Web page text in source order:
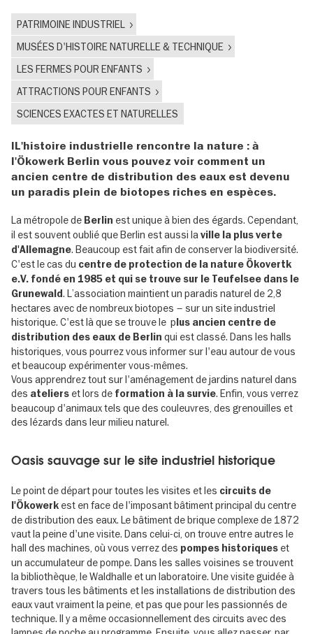
PATRIMOINE INDUSTRIEL
MUSÉES D'HISTOIRE NATURELLE & TECHNIQUE
LES FERMES POUR ENFANTS
ATTRACTIONS POUR ENFANTS
SCIENCES EXACTES ET NATURELLES
IL'histoire industrielle rencontre la nature : à
l'Ökowerk Berlin vous pouvez voir comment un
ancien centre de distribution des eaux est devenu
un paradis plein de biotopes riches en espèces.
La métropole de Berlin est unique à bien des égards. Cependant,
il est souvent oublié que Berlin est aussi laville la plus verte
d'Allemagne. Beaucoup est fait afin de conserver la biodiversité.
C'est le cas du centre de protection de la nature Ökovertk
e.V. fondé en 1985 et qui se trouve sur le Teufelsee dans le
Grunewald. L’association maintient un paradis naturel de 2,8
hectares avec de nombreux biotopes – sur un site industriel
historique. C'est là que se trouve le plus ancien centre de
distribution des eaux de Berlin qui est classé. Dans les halls
historiques, vous pourrez vous informer sur l'eau autour de vous
et beaucoup expérimenter vous-mêmes.
Vous apprendrez tout sur l'aménagement de jardins naturel dans
des ateliers et lors de formation à la survie. Enfin, vous verrez
beaucoup d'animaux tels que des couleuvres, des grenouilles et
des lézards dans leur milieu naturel.
Oasis sauvage sur le site industriel historique
Le point de départ pour toutes les visites et les circuits de
l'Ökowerk est en face de l'imposant bâtiment principal du centre
de distribution des eaux. Le bâtiment de brique complexe de 1872
vaut la peine d'une visite. Dans celui-ci, on trouve entre autres le
hall des machines, où vous verrez des pompes historiques et
un accumulateur de pompe. Dans les salles voisines se trouvent
la bibliothèque, le Waldhalle et un laboratoire. Une visite guidée à
travers tous les bâtiments et les installations de distribution des
eaux vaut vraiment la peine, et pas que pour les passionnés de
technique. Il y a même occasionnellement des circuits avec des